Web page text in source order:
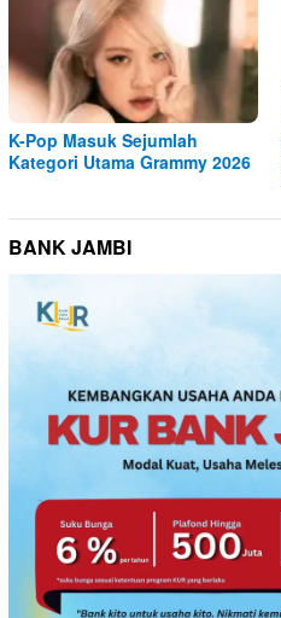
K-Pop Masuk Sejumlah
Kategori Utama Grammy 2026
BANK JAMBI